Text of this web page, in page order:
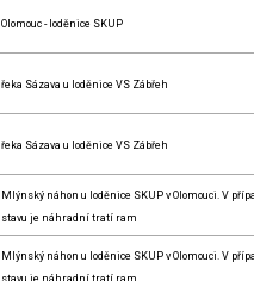
Olomouc - loděnice SKUP
řeka Sázava u loděnice VS Zábřeh
řeka Sázava u loděnice VS Zábřeh
Mlýnský náhon u loděnice SKUP v Olomouci. V
stavu je náhradní tratí ram
Mlýnský náhon u loděnice SKUP v Olomouci. V